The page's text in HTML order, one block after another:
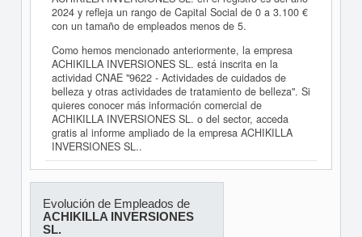
2024 y refleja un rango de Capital Social de 0 a 3.100 €
con un tamaño de empleados menos de 5.
Como hemos mencionado anteriormente, la empresa
ACHIKILLA INVERSIONES SL. está inscrita en la
actividad CNAE "9622 - Actividades de cuidados de
belleza y otras actividades de tratamiento de belleza". Si
quieres conocer más información comercial de
ACHIKILLA INVERSIONES SL. o del sector, acceda
gratis al informe ampliado de la empresa ACHIKILLA
INVERSIONES SL..
Evolución de Empleados de
ACHIKILLA INVERSIONES
SL.